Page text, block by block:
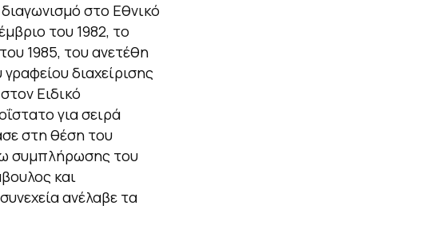
στο Εθνικό
του 1982, το
1985, του ανετέθη
διαχείρισης
Ειδικό
για σειρά
στη θέση του
συμπλήρωσης του
και
ανέλαβε τα